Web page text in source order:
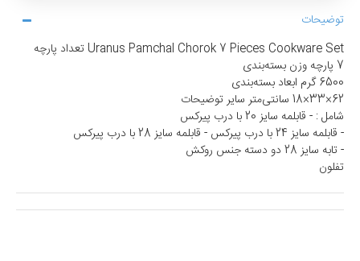
توضیحات
Uranus Pamchal Chorok 7 Pieces Cookware Set تعداد پارچه
7 پارچه وزن بسته‌بندی
6500 گرم ابعاد بسته‌بندی
62×33×18 سانتی‌متر سایر توضیحات
شامل : - قابلمه سایز 20 با درب پیرکس
- قابلمه سایز 24 با درب پیرکس - قابلمه سایز 28 با درب پیرکس
- تابه سایز 28 دو دسته جنس روکش
تفلون